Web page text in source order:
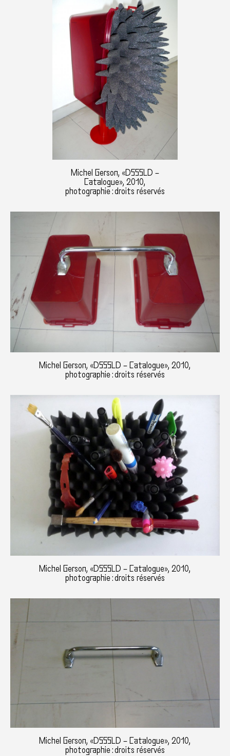
Michel Gerson, «DSSSLD –
Catalogue», 2010,
photographie : droits réservés
Michel Gerson, «DSSSLD – Catalogue», 2010,
photographie : droits réservés
Michel Gerson, «DSSSLD – Catalogue», 2010,
photographie : droits réservés
Michel Gerson, «DSSSLD – Catalogue», 2010,
photographie : droits réservés